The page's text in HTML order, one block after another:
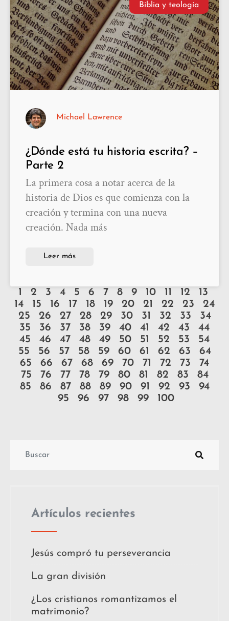
Biblia y teología
¿Dónde está tu historia escrita? –
Parte 2
La primera cosa a notar acerca de la
historia de Dios es que comienza con la
creación y termina con una nueva
creación. Nada más
Leer más
Michael Lawrence
1 2 3 4 5 6 7 8 9 10 11 12
13
14
15 16 17 18 19 20 21 22 23
24
25
26 27 28 29 30 31 32 33
34
35
36 37 38 39 40 41 42 43
44
45
46 47 48 49 50 51 52 53
54
55
56 57 58 59 60 61 62 63
64
65
66 67 68 69 70 71 72 73
74
75
76 77 78 79 80 81 82 83
84
85
86 87 88 89 90 91 92 93
94
95
96 97 98 99 100
Artículos recientes
Jesús compró tu perseverancia
La gran división
¿Los cristianos romantizamos el
matrimonio?